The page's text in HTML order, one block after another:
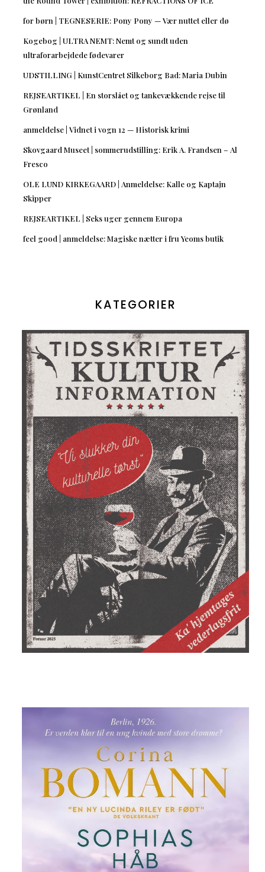
for børn | TEGNESERIE: Pony Pony — Vær nuttet eller dø
Kogebog | ULTRA NEMT: Nemt og sundt uden
ultraforarbejdede fødevarer
UDSTILLING | KunstCentret Silkeborg Bad: Maria Dubin
REJSEARTIKEL | En storslået og tankevækkende rejse til
Grønland
anmeldelse | Vidnet i vogn 12 — Historisk krimi
Skovgaard Museet | sommerudstilling: Erik A. Frandsen – Al
Fresco
OLE LUND KIRKEGAARD | Anmeldelse: Kalle og Kaptajn
Skipper
REJSEARTIKEL | Seks uger gennem Europa
feel good | anmeldelse: Magiske nætter i fru Yeoms butik
KATEGORIER